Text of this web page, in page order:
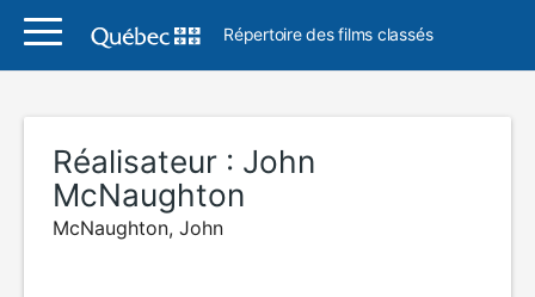
Répertoire des films classés
Réalisateur : John
McNaughton
McNaughton, John